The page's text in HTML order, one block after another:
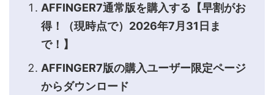
AFFINGER7通常版を購入する【早割がお
得！（現時点で）2026年7月31日ま
で！】
AFFINGER7版の購入ユーザー限定ページ
からダウンロード